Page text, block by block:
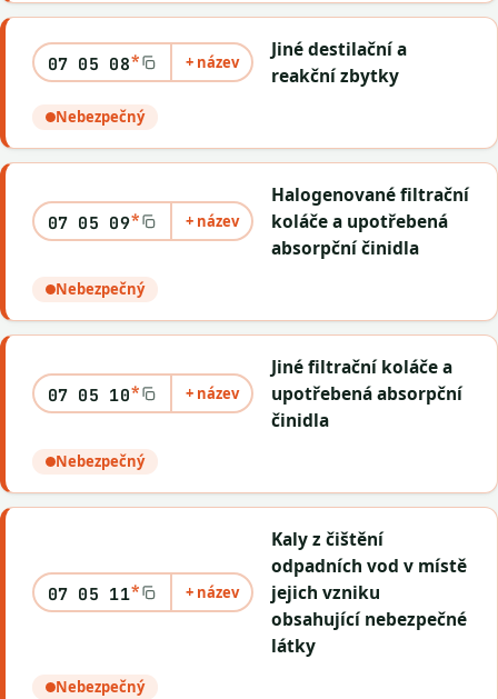
07 05 08* + název
Jiné destilační a
reakční zbytky
Nebezpečný
07 05 09* + název
Halogenované filtrační
koláče a upotřebená
absorpční činidla
Nebezpečný
07 05 10* + název
Jiné filtrační koláče a
upotřebená absorpční
činidla
Nebezpečný
07 05 11* + název
Kaly z čištění
odpadních vod v místě
jejich vzniku
obsahující nebezpečné
látky
Nebezpečný